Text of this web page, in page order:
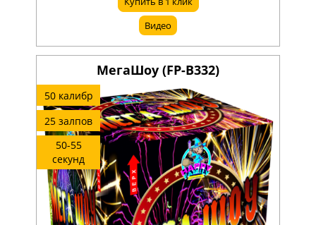
Видео
МегаШоу (FP-B332)
50 калибр
25 залпов
50-55
секунд